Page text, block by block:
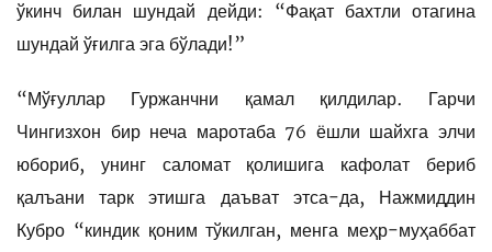
ўкинч билан шундай дейди: “Фақат бахтли отагина
шундай ўғилга эга бўлади!”
“Мўғуллар Гуржанчни қамал қилдилар. Гарчи
Чингизхон бир неча маротаба 76 ёшли шайхга элчи
юбориб, унинг саломат қолишига кафолат бериб
қалъани тарк этишга даъват этса-да, Нажмиддин
Кубро “киндик қоним тўкилган, менга меҳр-муҳаббат